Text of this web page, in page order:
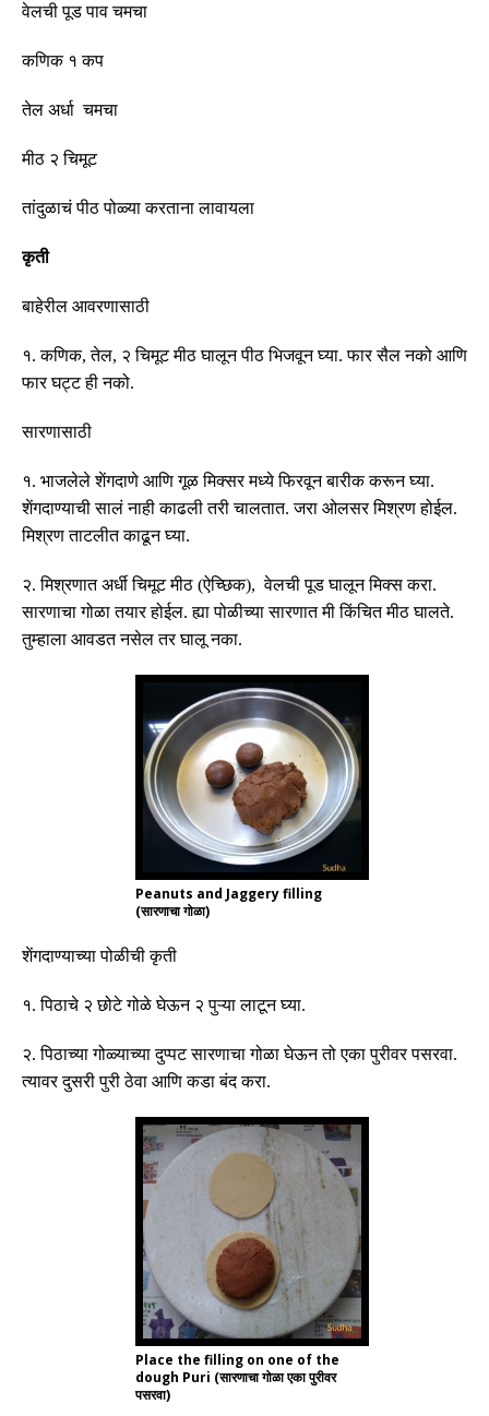
वेलची पूड पाव चमचा
कणिक १ कप
तेल अर्धा चमचा
मीठ २ चिमूट
तांदुळाचं पीठ पोळ्या करताना लावायला
कृती
बाहेरील आवरणासाठी
१.कणिक,तेल, २ चिमूटमीठ घालून पीठ भिजवून घ्या.फार सैल नको आणि
फार घट्ट ही नको.
सारणासाठी
१. भाजलेले शेंगदाणे आणि गूळ मिक्सर मध्ये फिरवून बारीक करून घ्या.
शेंगदाण्याची सालं नाही काढली तरी चालतात.जरा ओलसर मिश्रण होईल.
मिश्रण ताटलीत काढून घ्या.
२.मिश्रणात अर्धी चिमूट मीठ (ऐच्छिक),वेलची पूड घालून मिक्स करा.
सारणाचा गोळा तयार होईल.ह्या पोळीच्या सारणात मी किंचित मीठ घालते.
तुम्हाला आवडत नसेल तर घालू नका.
Peanuts and Jaggery filling
(सारणाचा गोळा)
शेंगदाण्याच्यापोळीची कृती
१.पिठाचे २ छोटे गोळे घेऊन २ पुऱ्या लाटून घ्या.
२.पिठाच्या गोळ्याच्या दुप्पट सारणाचा गोळा घेऊन तो एका पुरीवर पसरवा.
त्यावर दुसरी पुरी ठेवा आणि कडा बंद करा.
Place the filling on one of the
dough Puri (सारणाचा गोळा एका पुरीवर
पसरवा)